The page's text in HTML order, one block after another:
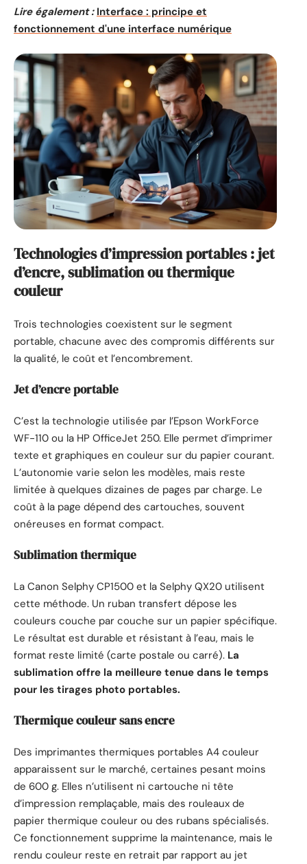
Lire également : Interface : principe et
fonctionnement d'une interface numérique
Technologies d’impression portables : jet
d’encre, sublimation ou thermique
couleur
Trois technologies coexistent sur le segment
portable, chacune avec des compromis différents sur
la qualité, le coût et l’encombrement.
Jet d’encre portable
C’est la technologie utilisée par l’Epson WorkForce
WF-110 ou la HP OfficeJet 250. Elle permet d’imprimer
texte et graphiques en couleur sur du papier courant.
L’autonomie varie selon les modèles, mais reste
limitée à quelques dizaines de pages par charge. Le
coût à la page dépend des cartouches, souvent
onéreuses en format compact.
Sublimation thermique
La Canon Selphy CP1500 et la Selphy QX20 utilisent
cette méthode. Un ruban transfert dépose les
couleurs couche par couche sur un papier spécifique.
Le résultat est durable et résistant à l’eau, mais le
format reste limité (carte postale ou carré). La
sublimation offre la meilleure tenue dans le temps
pour les tirages photo portables.
Thermique couleur sans encre
Des imprimantes thermiques portables A4 couleur
apparaissent sur le marché, certaines pesant moins
de 600 g. Elles n’utilisent ni cartouche ni tête
d’impression remplaçable, mais des rouleaux de
papier thermique couleur ou des rubans spécialisés.
Ce fonctionnement supprime la maintenance, mais le
rendu couleur reste en retrait par rapport au jet